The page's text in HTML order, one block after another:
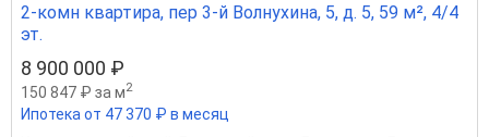
2-комн квартира, пер 3-й Волнухина, 5, д. 5, 59 м², 4/4
эт.
8 900 000 ₽
150 847 ₽ за м2
Ипотека от 47 370 ₽ в месяц